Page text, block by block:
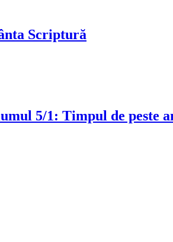
Scriptură
5/1: Timpul de peste